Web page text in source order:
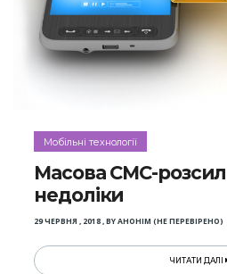
Мобільні технології
Масова СМС-
недоліки
29 ЧЕРВНЯ , 2018,BYАНОНІМ (НЕ ПЕРЕВІРЕНО)
ЧИТАТИ ДАЛІ